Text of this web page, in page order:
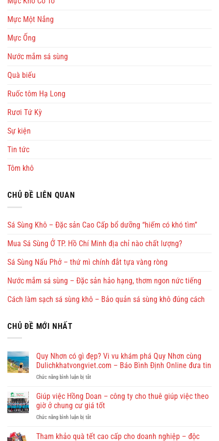
Mực Một Nắng
Mực Ống
Nước mắm sá sùng
Quà biếu
Ruốc tôm Hạ Long
Rươi Tứ Kỳ
Sự kiện
Tin tức
Tôm khô
CHỦ ĐỀ LIÊN QUAN
Sá Sùng Khô – Đặc sản Cao Cấp bổ dưỡng “hiếm có khó tìm”
Mua Sá Sùng Ở TP. Hồ Chí Minh địa chỉ nào chất lượng?
Sá Sùng Nấu Phở – thứ mì chính đắt tựa vàng ròng
Nước mắm sá sùng – Đặc sản hảo hạng, thơm ngon nức tiếng
Cách làm sạch sá sùng khô – Bảo quản sá sùng khô đúng cách
CHỦ ĐỀ MỚI NHẤT
Quy Nhơn có gì đẹp? Vi vu khám phá Quy Nhơn cùng
Dulichkhatvongviet.com – Báo Bình Định Online đưa tin
Chức năng bình luận bị tắtở
Nhơn
có
gì
đẹp?
vu
Giúp việc Hồng Doan – công ty cho thuê giúp việc theo
giờ ở chung cư giá tốt
Chức năng bình luận bị tắtở
việc
Tham khảo quà tết cao cấp cho doanh nghiệp – độc